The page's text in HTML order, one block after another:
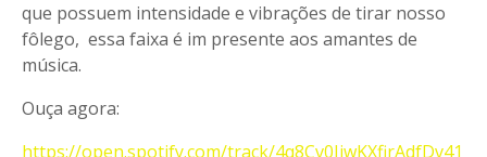
que possuem intensidade e vibrações de tirar nosso
fôlego, essa faixa é im presente aos amantes de
música.
Ouça agora:
https://open.spotify.com/track/4q8Cv0IjwKXfirAdfDv41